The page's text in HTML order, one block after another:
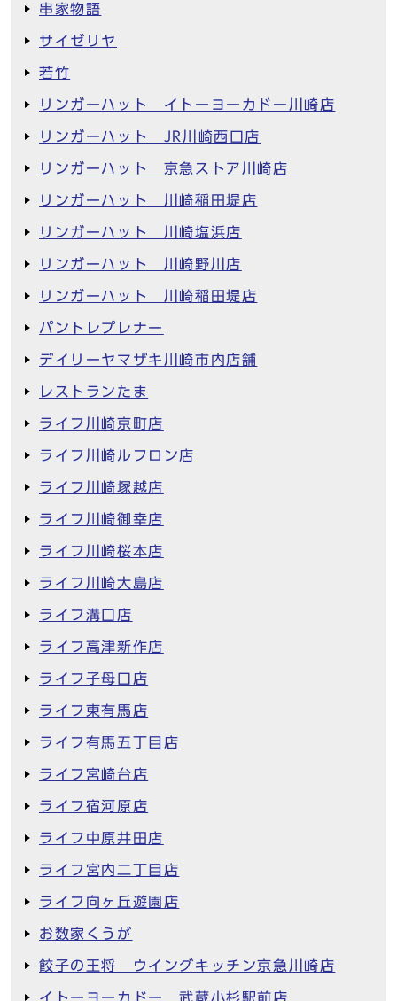
串家物語
サイゼリヤ
若竹
リンガーハット イトーヨーカドー川崎店
リンガーハット JR川崎西口店
リンガーハット 京急ストア川崎店
リンガーハット 川崎稲田堤店
リンガーハット 川崎塩浜店
リンガーハット 川崎野川店
リンガーハット 川崎稲田堤店
パントレプレナー
デイリーヤマザキ川崎市内店舗
レストランたま
ライフ川崎京町店
ライフ川崎ルフロン店
ライフ川崎塚越店
ライフ川崎御幸店
ライフ川崎桜本店
ライフ川崎大島店
ライフ溝口店
ライフ高津新作店
ライフ子母口店
ライフ東有馬店
ライフ有馬五丁目店
ライフ宮崎台店
ライフ宿河原店
ライフ中原井田店
ライフ宮内二丁目店
ライフ向ヶ丘遊園店
お数家くうが
餃子の王将 ウイングキッチン京急川崎店
イトーヨーカドー 武蔵小杉駅前店